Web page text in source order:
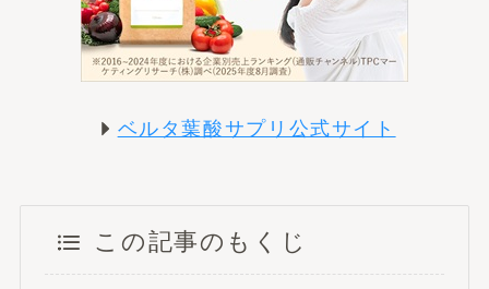
ベルタ葉酸サプリ公式サイト
この記事のもくじ